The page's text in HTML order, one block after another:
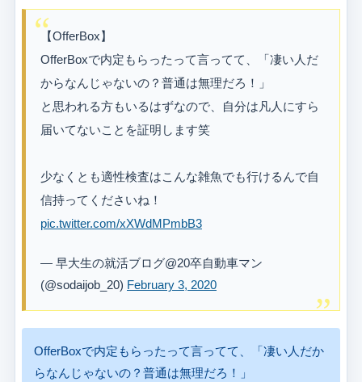
【OfferBox】
OfferBoxで内定もらったって言ってて、「凄い人だ
からなんじゃないの？普通は無理だろ！」
と思われる方もいるはずなので、自分は凡人にすら
届いてないことを証明します笑
少なくとも適性検査はこんな雑魚でも行けるんで自
信持ってくださいね！
pic.twitter.com/xXWdMPmbB3
— 早大生の就活ブログ@20卒自動車マン
(@sodaijob_20) February 3, 2020
OfferBoxで内定もらったって言ってて、「凄い人だか
らなんじゃないの？普通は無理だろ！」